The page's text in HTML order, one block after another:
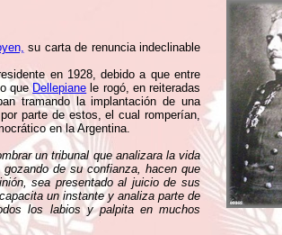
su carta de renuncia indeclinable
en 1928, debido a que entre
queDellepiane le rogó, en reiteradas
tramando la implantación de una
parte de estos, el cual romperían,
en la Argentina.
un tribunal que analizara la vida
de su confianza, hacen que
sea presentado al juicio de sus
un instante y analiza parte de
los labios y palpita en muchos